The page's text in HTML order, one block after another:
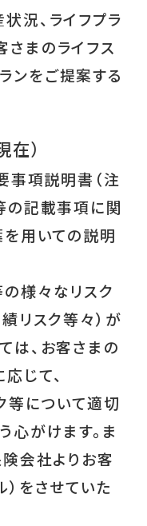
況、ライフプラ
さまのライフス
ンをご提案する
）
事項説明書（注
の記載事項に関
を用いての説明
様々なリスク
リスク等々）が
は、お客さまの
じて、
等について適切
心がけます。ま
会社よりお客
をさせていた